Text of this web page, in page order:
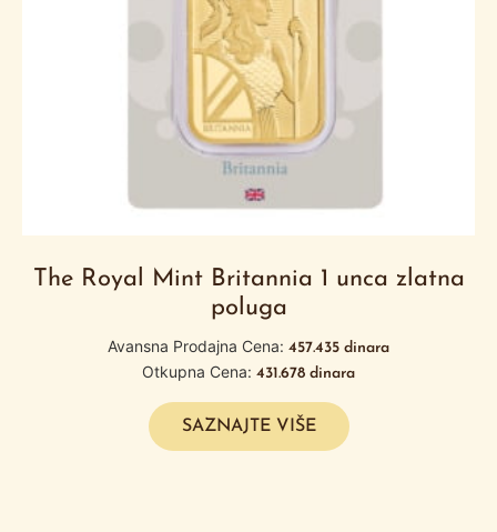
The Royal Mint Britannia 1 unca zlatna
poluga
Avansna Prodajna Cena: 457.435 dinara
Otkupna Cena: 431.678 dinara
SAZNAJTE VIŠE